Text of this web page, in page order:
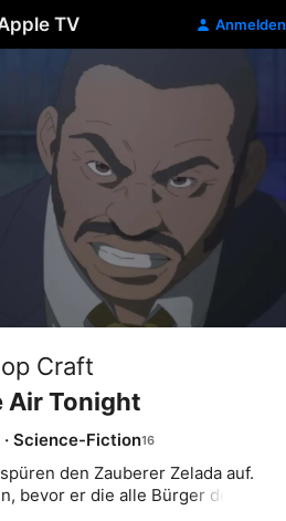
TV Anmelden
Craft
Air Tonight
·Science-Fiction
den Zauberer Zelada auf.
bevor er die alle Bürger der